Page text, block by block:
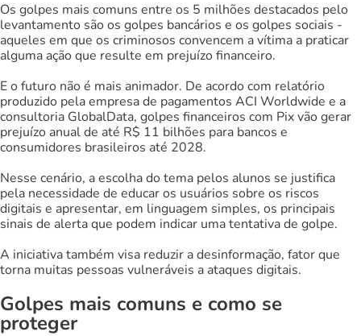
Os golpes mais comuns entre os 5 milhões destacados pelo
levantamento são os golpes bancários e os golpes sociais -
aqueles em que os criminosos convencem a vítima a praticar
alguma ação que resulte em prejuízo financeiro.
E o futuro não é mais animador. De acordo com relatório
produzido pela empresa de pagamentos ACI Worldwide e a
consultoria GlobalData, golpes financeiros com Pix vão gerar
prejuízo anual de até R$ 11 bilhões para bancos e
consumidores brasileiros até 2028.
Nesse cenário, a escolha do tema pelos alunos se justifica
pela necessidade de educar os usuários sobre os riscos
digitais e apresentar, em linguagem simples, os principais
sinais de alerta que podem indicar uma tentativa de golpe.
A iniciativa também visa reduzir a desinformação, fator que
torna muitas pessoas vulneráveis a ataques digitais.
Golpes mais comuns e como se
proteger